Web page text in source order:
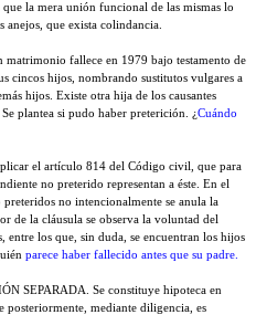
la mera unión funcional de las mismas lo
anejos, que exista colindancia.
fallece en 1979 bajo testamento de
cincos hijos, nombrando sustitutos vulgares a
hijos. Existe otra hija de los causantes
plantea si pudo haber preterición. ¿Cuándo
el artículo 814 del Código civil, que para
no preterido representan a éste. En el
preteridos no intencionalmente se anula la
de la cláusula se observa la voluntad del
entre los que, sin duda, se encuentran los hijos
parece haber fallecido antes que su padre.
SEPARADA. Se constituye hipoteca en
posteriormente, mediante diligencia, es